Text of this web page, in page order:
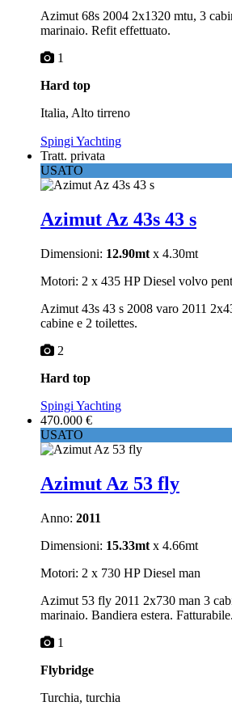
Azimut 68s 2004 2x1320 mtu, 3
marinaio. Refit effettuato.
1
Hard top
Italia, Alto tirreno
Spingi Yachting
Tratt. privata
USATO
Azimut Az 43s 43 s
Dimensioni: 12.90mt x 4.30mt
Motori: 2 x 435 HP Diesel volvo
Azimut 43s 43 s 2008 varo 2011
cabine e 2 toilettes.
2
Hard top
Spingi Yachting
470.000 €
USATO
Azimut Az 53 fly
Anno: 2011
Dimensioni: 15.33mt x 4.66mt
Motori: 2 x 730 HP Diesel man
Azimut 53 fly 2011 2x730 man 3
marinaio. Bandiera estera. Fatturabile.
1
Flybridge
Turchia, turchia